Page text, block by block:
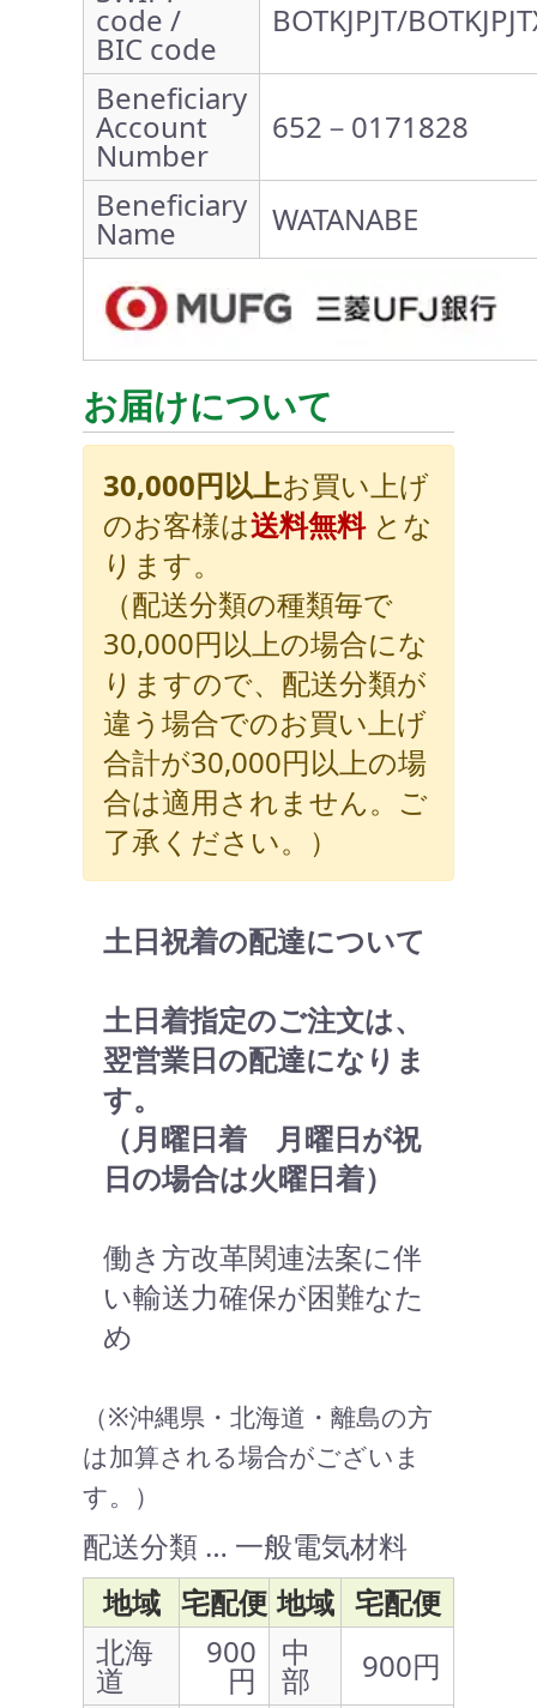
code /
BIC code
BOTKJPJT/
Beneficiary
Account
Number
652－0171828
Beneficiary
Name WATANABE
お届けについて
30,000円以上お買い上げ
のお客様は送料無料とな
ります。
（配送分類の種類毎で
30,000円以上の場合にな
りますので、配送分類が
違う場合でのお買い上げ
合計が30,000円以上の場
合は適用されません。ご
了承ください。）
土日祝着の配達について
土日着指定のご注文は、
翌営業日の配達になりま
す。
（月曜日着 月曜日が祝
日の場合は火曜日着）
働き方改革関連法案に伴
い輸送力確保が困難なた
め
（※沖縄県・北海道・離島の方
は加算される場合がございま
す。）
配送分類 … 一般電気材料
地域 宅配便 地域 宅配便
北海
道
900
円
中
部
900円